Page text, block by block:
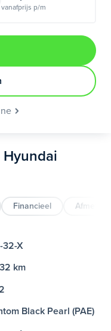
vanafprijs p/m
Hyundai
Financieel
32-X
km
Black Pearl (PAE)